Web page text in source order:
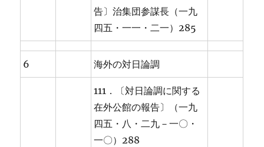
告〕治集団参謀長（一九
四五・一一・二一）285
6 海外の対日論調
111．〔対日論調に関する
在外公館の報告〕（一九
四五・八・二九－一〇・
一〇）288